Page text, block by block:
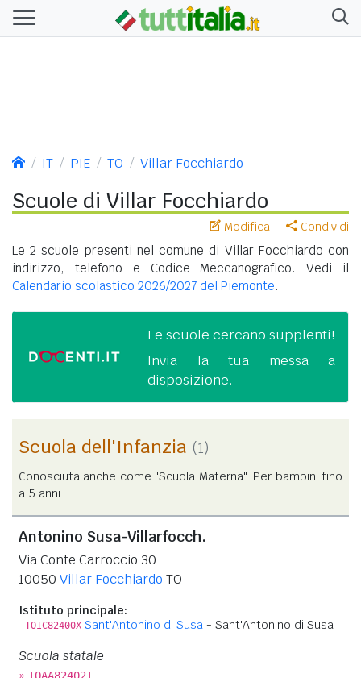
IT PIE TO Villar Focchiardo
Scuole di Villar Focchiardo
Modifica Condividi
Le 2 scuole presenti nel comune di Villar Focchiardo con
indirizzo, telefono e Codice Meccanografico. Vedi il
Calendario scolastico 2026/2027 del Piemonte.
Le scuole cercano supplenti!
Invia la tua messa a
disposizione.
Scuola dell'Infanzia (1)
Conosciuta anche come "Scuola Materna". Per bambini fino
a 5 anni.
Antonino Susa-Villarfocch.
Via Conte Carroccio 30
10050 Villar Focchiardo TO
Istituto principale:
TOIC82400X Sant'Antonino di Susa - Sant'Antonino di Susa
Scuola statale
TOAA82402T